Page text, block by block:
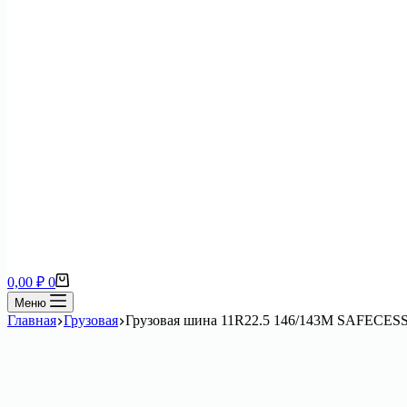
Корзина
0,00 ₽ 0
Меню
Главная Грузовая Грузовая шина 11R22.5 146/143M